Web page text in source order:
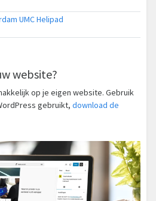
UMC Helipad
website?
op je eigen website. Gebruik
gebruikt, download de